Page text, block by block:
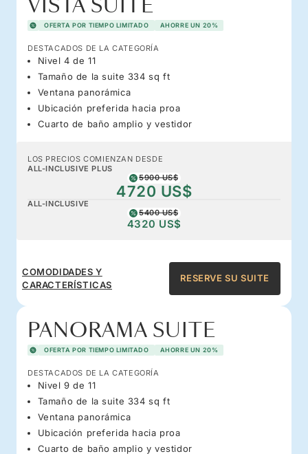
VISTA SUITE
OFERTA POR TIEMPO LIMITADO AHORRE UN 20%
DESTACADOS DE LA CATEGORÍA
Nivel 4 de 11
Tamaño de la suite 334 sq ft
Ventana panorámica
Ubicación preferida hacia proa
Cuarto de baño amplio y vestidor
LOS PRECIOS COMIENZAN DESDE
ALL-INCLUSIVE PLUS
5900 US$
4720 US$
ALL-INCLUSIVE
5400 US$
4320 US$
COMODIDADES Y
CARACTERÍSTICAS
RESERVE SU SUITE
PANORAMA SUITE
OFERTA POR TIEMPO LIMITADO AHORRE UN 20%
DESTACADOS DE LA CATEGORÍA
Nivel 9 de 11
Tamaño de la suite 334 sq ft
Ventana panorámica
Ubicación preferida hacia proa
Cuarto de baño amplio y vestidor